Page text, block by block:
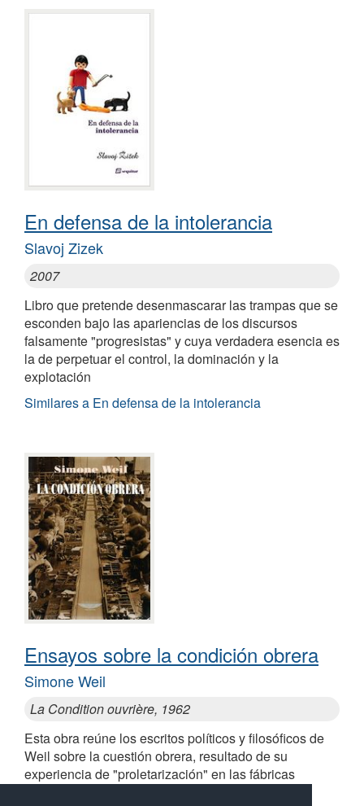
En defensa de la intolerancia
Slavoj Zizek
2007
Libro que pretende desenmascarar las trampas que se
esconden bajo las apariencias de los discursos
falsamente "progresistas" y cuya verdadera esencia es
la de perpetuar el control, la dominación y la
explotación
Similares a En defensa de la intolerancia
Ensayos sobre la condición obrera
Simone Weil
La Condition ouvrière, 1962
Esta obra reúne los escritos políticos y filosóficos de
Weil sobre la cuestión obrera, resultado de su
experiencia de "proletarización" en las fábricas